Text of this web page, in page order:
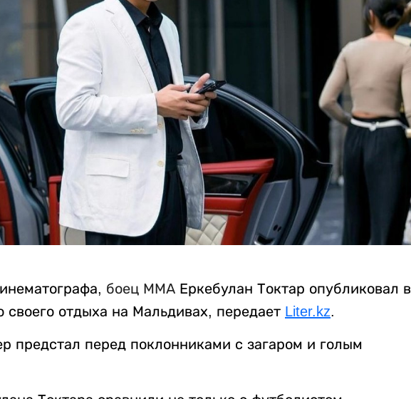
боец ММА Еркебулан Токтар опубликовал в
своего отдыха на Мальдивах, передает Liter.kz.
предстал перед поклонниками с загаром и голым